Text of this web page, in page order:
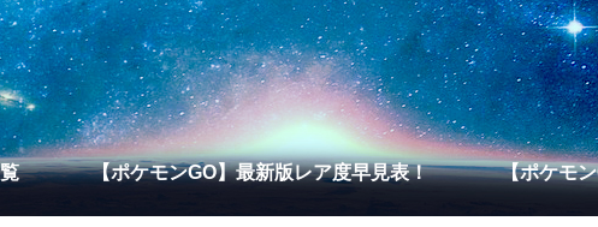
【ポケモンGO】最新版レア度早見表！ 【ポケモ